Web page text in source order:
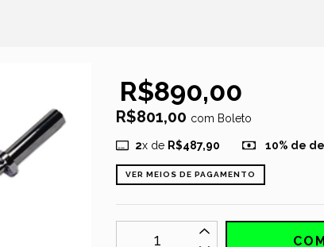
R$890,00
R$801,00 com Boleto
2x de R$487,90 10% de
VER MEIOS DE PAGAMENTO